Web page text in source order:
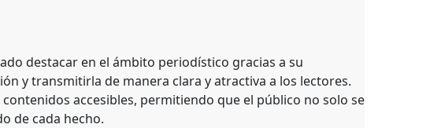
destacar en el ámbito periodístico gracias a su
y transmitirla de manera clara y atractiva a los lectores.
accesibles, permitiendo que el público no solo se
de cada hecho.